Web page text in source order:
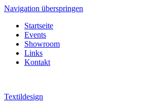
Navigation überspringen
Startseite
Events
Showroom
Links
Kontakt
Textildesign